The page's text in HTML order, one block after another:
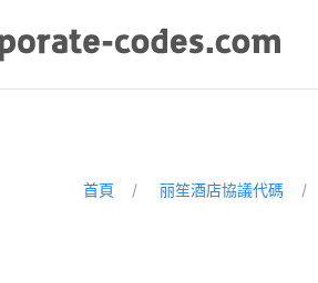
首頁 丽笙酒店協議代碼